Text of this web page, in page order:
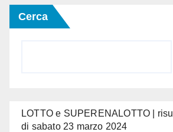
Cerca
LOTTO e SUPERENALOTTO |
di sabato 23 marzo 2024